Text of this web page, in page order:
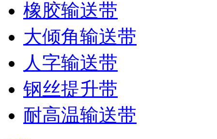
橡胶输送带
大倾角输送带
人字输送带
钢丝提升带
耐高温输送带